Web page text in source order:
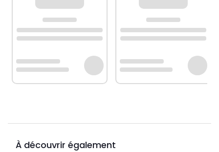
À découvrir également